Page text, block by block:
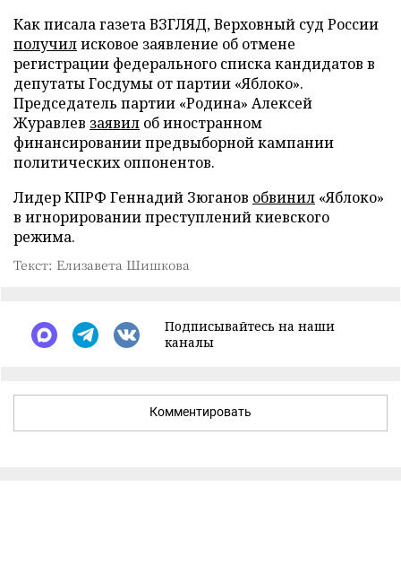
Как писала газета ВЗГЛЯД, Верховный суд России
получилисковое заявление об отмене
регистрации федерального списка кандидатов в
депутаты Госдумы от партии «Яблоко».
Председатель партии «Родина» Алексей
Журавлев заявил об иностранном
финансировании предвыборной кампании
политических оппонентов.
Лидер КПРФ Геннадий Зюганов обвинил «Яблоко»
в игнорировании преступлений киевского
режима.
Текст: Елизавета Шишкова
Подписывайтесь на наши
каналы
Комментировать